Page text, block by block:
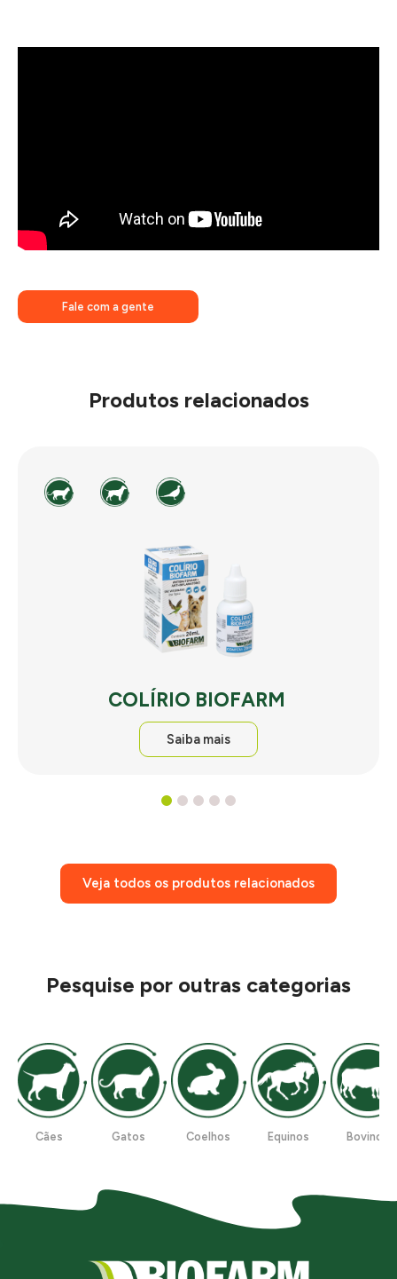
Fale com a gente
Produtos relacionados
COLÍRIO BIOFARM
Saiba mais
4 5
Veja todos os produtos relacionados
Pesquise por outras categorias
Cães Gatos Coelhos Equinos Bovinos